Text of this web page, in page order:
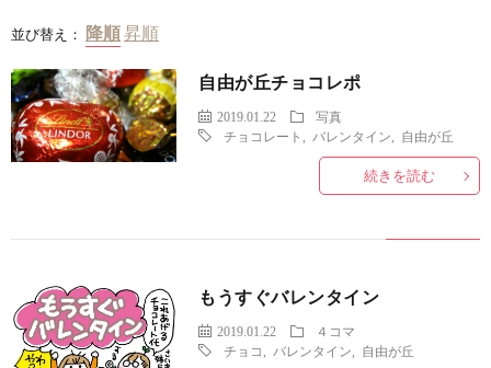
並び替え：
自由が丘チョコレポ
2019.01.22
写真
チョコレート
バレンタイン 自由が丘
続きを読む
もうすぐバレンタイン
2019.01.22
４コマ
チョコ
バレンタイン 自由が丘